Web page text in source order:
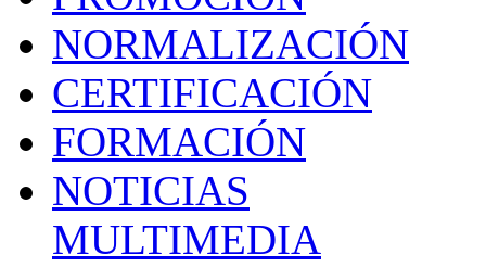
NORMALIZACIÓN
CERTIFICACIÓN
FORMACIÓN
NOTICIAS
MULTIMEDIA